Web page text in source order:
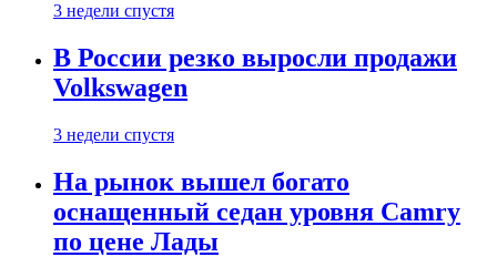
3 недели спустя
В России резко выросли продажи
Volkswagen
3 недели спустя
На рынок вышел богато
оснащенный седан уровня Camry
по цене Лады